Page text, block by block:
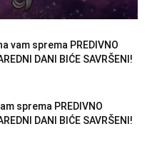
vam sprema PREDIVNO
DANI BIĆE SAVRŠENI!
sprema PREDIVNO
DANI BIĆE SAVRŠENI!